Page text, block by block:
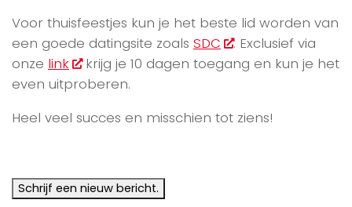
Voor thuisfeestjes kun je het beste lid worden van
een goede datingsite zoals SDC
. Exclusief via
onze link
krijg je 10 dagen toegang en kun je het
even uitproberen.
Heel veel succes en misschien tot ziens!